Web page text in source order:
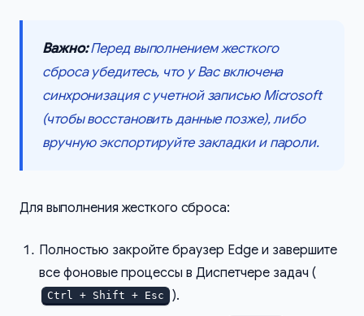
Важно:Перед выполнением жесткого
сброса убедитесь, что у Вас включена
синхронизация с учетной записью Microsoft
(чтобы восстановить данные позже), либо
вручную экспортируйте закладки и пароли.
Для выполнения жесткого сброса:
Полностью закройте браузер Edge и завершите
все фоновые процессы в Диспетчере задач (
Ctrl + Shift + Esc
).